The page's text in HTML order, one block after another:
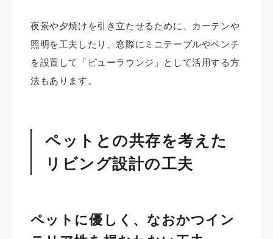
夜景や夕焼けを引き立たせるために、カーテンや
照明を工夫したり、窓際にミニテーブルやベンチ
を設置して「ビューラウンジ」として活用する方
法もあります。
ペットとの共存を考えた
リビング設計の工夫
ペットに優しく、なおかつイン